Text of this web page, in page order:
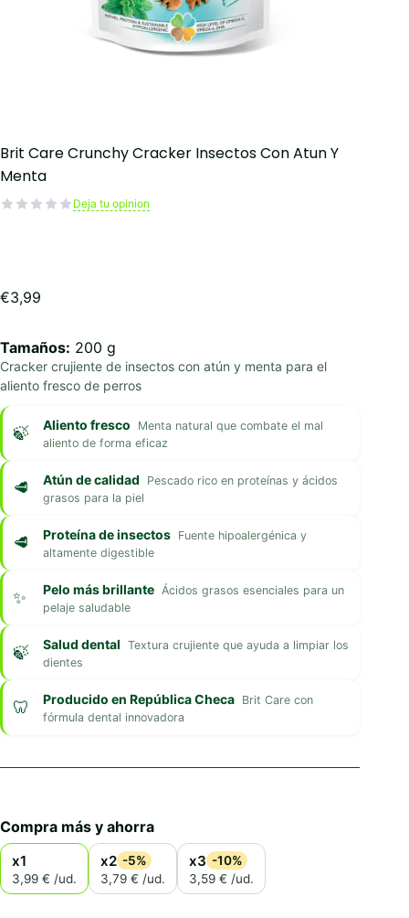
Brit Care Crunchy Cracker Insectos Con Atun Y
Menta
Deja tu opinion
€3,99
Tamaños: 200 g
Cracker crujiente de insectos con atún y menta para el
aliento fresco de perros
Aliento fresco
Menta natural que combate el mal
aliento de forma eficaz
Atún de calidad
Pescado rico en proteínas y ácidos
grasos para la piel
Proteína de insectos Fuente hipoalergénica y
altamente digestible
Pelo más brillante Ácidos grasos esenciales para un
pelaje saludable
Salud dental Textura crujiente que ayuda a limpiar los
dientes
Producido en República Checa Brit Care con
fórmula dental innovadora
Compra más y ahorra
x1
3,99 € /ud.
x2 -5%
3,79 € /ud.
x3 -10%
3,59 € /ud.